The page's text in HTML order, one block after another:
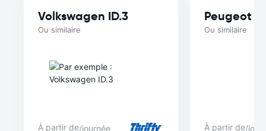
Volkswagen ID.3
Ou similaire
À partir de/journée
Peugeot
Ou similaire
À partir de/